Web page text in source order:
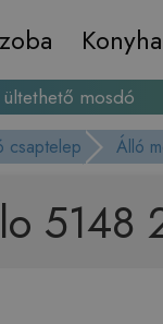
Konyha
mosdó
csaptelep Álló